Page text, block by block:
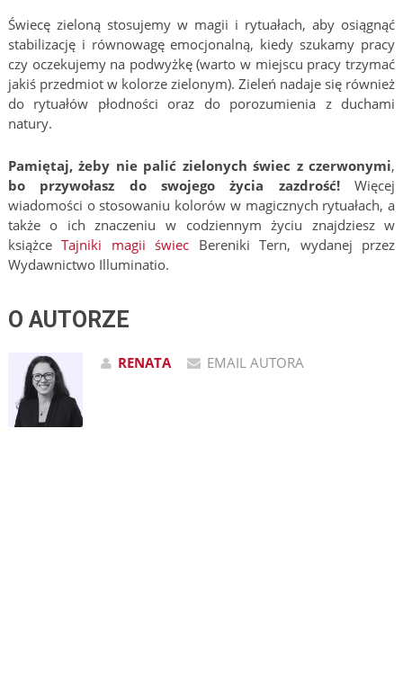
Świecę zieloną stosujemy w magii i rytuałach, aby osiągnąć
stabilizację i równowagę emocjonalną, kiedy szukamy pracy
czy oczekujemy na podwyżkę (warto w miejscu pracy trzymać
jakiś przedmiot w kolorze zielonym). Zieleń nadaje się również
do rytuałów płodności oraz do porozumienia z duchami
natury.
Pamiętaj, żeby nie palić zielonych świec z czerwonymi,
bo przywołasz do swojego życia zazdrość!Więcej
wiadomości o stosowaniu kolorów w magicznych rytuałach, a
także o ich znaczeniu w codziennym życiu znajdziesz w
książceTajniki magii świec Bereniki Tern, wydanej przez
Wydawnictwo Illuminatio.
O AUTORZE
RENATA EMAIL AUTORA